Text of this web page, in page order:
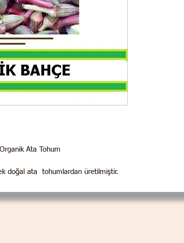
Ata Tohum
doğal ata tohumlardan üretilmiştir.